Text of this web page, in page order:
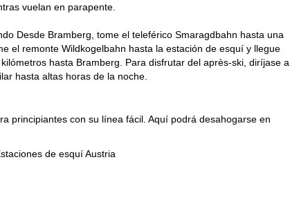
vuelan en parapente.
Desde Bramberg, tome el teleférico Smaragdbahn hasta una
el remonte Wildkogelbahn hasta la estación de esquí y llegue
hasta Bramberg. Para disfrutar del après-ski, diríjase a
hasta altas horas de la noche.
principiantes con su línea fácil. Aquí podrá desahogarse en
de esquí Austria